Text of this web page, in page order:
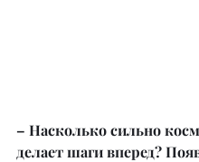
– Насколько сильно
делает шаги вперед?